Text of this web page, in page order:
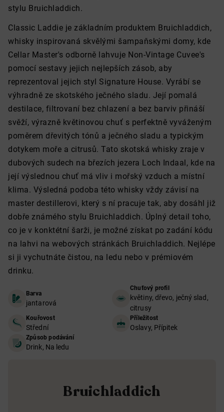
stylu Bruichladdich.
Classic Laddie je základním produktem Bruichladdich,
whisky inspirovaná skvělými šampaňskými domy, kde
Cellar Master's odborně lahvuje Non-Vintage Cuvee's
pomocí sestavy jejich nejlepších zásob, aby
reprezentoval jejich styl Signature House. Vyrábí se
výhradně ze skotského ječného sladu. Její pomalá
destilace, filtrovaní bez chlazení a bez barviv přináší
svěží, výrazně květinovou chuť s perfektně vyváženým
poměrem dřevitých tónů a ječného sladu a typickým
dotykem moře a citrusů. Tato skotská whisky zraje v
dubových sudech na březích jezera Loch Indaal, kde na
její výslednou chuť má vliv i mořský vzduch a místní
klima. Výsledná podoba této whisky vždy závisí na
master destillerovi, který s ní pracuje tak, aby dosáhl již
dobře známého stylu Bruichladdich. Úplný detail toho,
co je v konktétní šarži, je možné získat po zadání kódu
na lahvi na webových stránkách Bruichladdich. Nejlépe
si ji vychutnáte čistou, na ledu nebo v prémiovém
drinku.
Barva
jantarová
Chuťový profil
květiny, dřevo, ječný slad,
citrusy
Kouřovost
Střední
Příležitost
Oslavy, Přípitek
Způsob podávání
Drink, Na ledu
Bruichladdich